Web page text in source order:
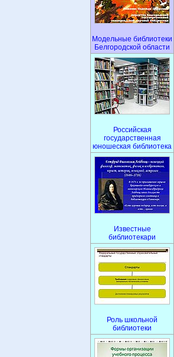
Модельные библиотеки
Белгородской области
Российская
государственная
юношеская библиотека
Известные
библиотекари
Роль школьной
библиотеки